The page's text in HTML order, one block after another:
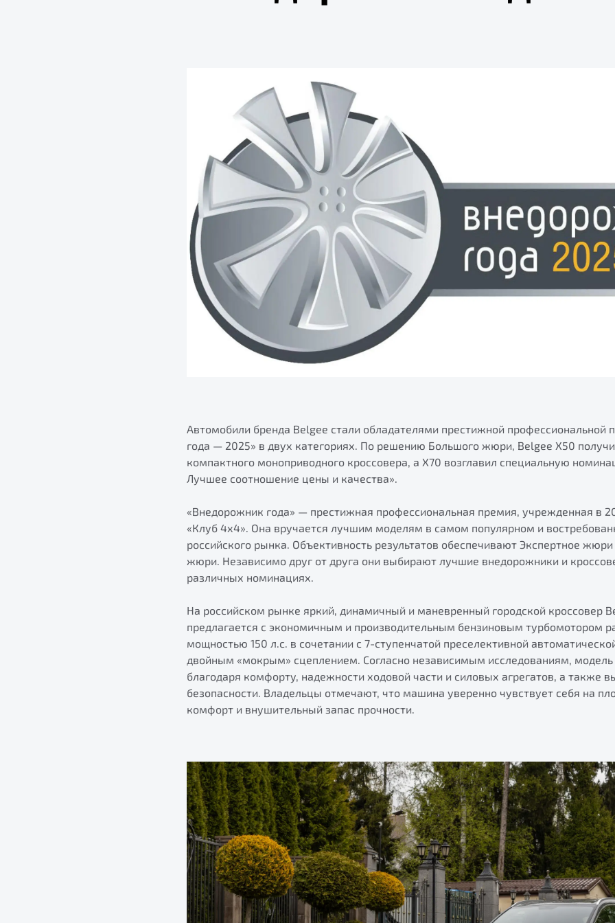
Автомобили бренда Belgee стали обладателями престижной профессиональной
года — 2025» в двух категориях. По решению Большого жюри, Belgee X50
компактного моноприводного кроссовера, а X70 возглавил специальную
Лучшее соотношение цены и качества».
«Внедорожник года» — престижная профессиональная премия, учрежденная в
«Клуб 4х4». Она вручается лучшим моделям в самом популярном и
российского рынка. Объективность результатов обеспечивают Экспертное
жюри. Независимо друг от друга они выбирают лучшие внедорожники и
различных номинациях.
На российском рынке яркий, динамичный и маневренный городской кроссовер
предлагается с экономичным и производительным бензиновым турбомотором
мощностью 150 л.с. в сочетании с 7-ступенчатой преселективной
двойным «мокрым» сцеплением. Согласно независимым исследованиям,
благодаря комфорту, надежности ходовой части и силовых агрегатов, а также
безопасности. Владельцы отмечают, что машина уверенно чувствует себя на
комфорт и внушительный запас прочности.